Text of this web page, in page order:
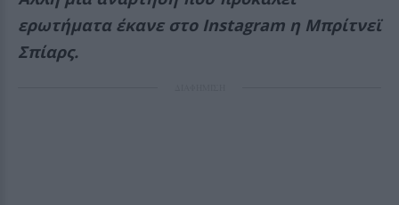
ερωτήματα έκανε στο Instagram η Μπρίτνεϊ
Σπίαρς.